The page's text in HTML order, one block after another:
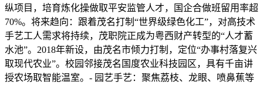
纵项目，培育炼化操做取平安监管人才，国企合做班留用率超
70%。将来趋向：跟着茂名打制“世界级绿色化工”，对高技术
手艺工人需求将持续，茂职院正成为粤西财产转型的“人才蓄
水池”。2018年新设，由茂名市倾力打制，定位“办事村落复兴
取现代农业”。校园邻接茂名国度农业科技园区，具有千亩讲
授农场取智能温室。- 园艺手艺：聚焦荔枝、龙眼、喷鼻蕉等